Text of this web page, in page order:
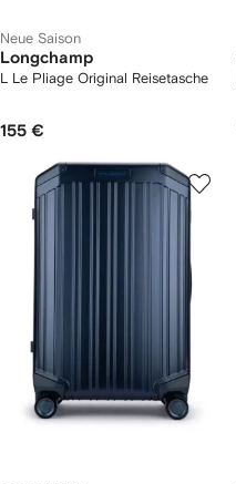
Neue Saison
Longchamp
L Le Pliage Original Reisetasche
155 €